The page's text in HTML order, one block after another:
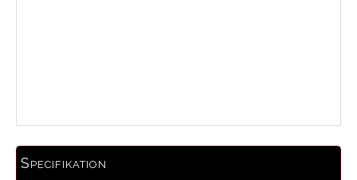
Specifikation